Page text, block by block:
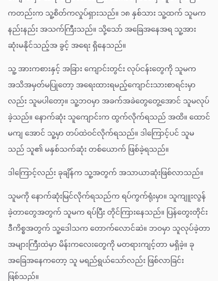
ကတည်းက သူ့စိတ်ကလှုပ်ရှားသည်။ ၁၈ နှစ်သား သူ့ထက် သူမက
နည်းနည်း အသက်ကြီးသည်။ သို့သော် အခြေအနေအရ သူ့အား
ဆုံးမနိုင်သည့်အ ခွင့် အရေး ရှိနေသည်။
သူ့ အားကစားနှင့် အခြား ကျောင်းတွင်း လုပ်ငန်းတွေကို သူမက
အသိအမှတ်မပြုတော့ အရေးထားရမည့်ကျောင်းသားစာရင်းမှာ
လည်း သူမပါတော့။ သူ့ဘဝမှာ အခက်အခဲတွေတွေ့အောင် သူမလုပ်
ခဲ့သည်။ နောက်ဆုံး သူကျောင်းက ထွက်လိုက်ရသည် အထိ။ ထောင်
မကျ အောင် သူ့မှာ တပ်ထဲဝင်လိုက်ရသည်။ ဒါကြောင့်ပင် သူမ
သည် သူ၏ မနှစ်သက်ဆုံး တစ်ယောက် ဖြစ်ခဲ့ရသည်။
ဒါကြောင့်လည်း ခုချိန်က သူ့အတွက် အသာယာဆုံးဖြစ်လာသည်။
သူမကို နောက်ဆုံးမြင်လိုက်ရသည်က ရပ်ကွက်ရုံးမှာ။ သူကျူးလွန်
ခဲ့တာတွေအတွက် သူမက ရပ်ပြီး တိုင်ကြားနေသည်။ ပြန်တွေးတိုင်း
ဒီကိစ္စအတွက် သူ့ဒေါသက တောက်လောင်ဆဲ။ ဘဝမှာ သူလုပ်ခဲ့တာ
အများကြီးထဲမှာ မိန်းကလေးတွေကို မတရားကျင့်တာ မရှိခဲ့။ ခု
အခြေအနေကတော့ သူ မရည်ရွယ်သော်လည်း ဖြစ်လာခြင်း
ဖြစ်သည်။